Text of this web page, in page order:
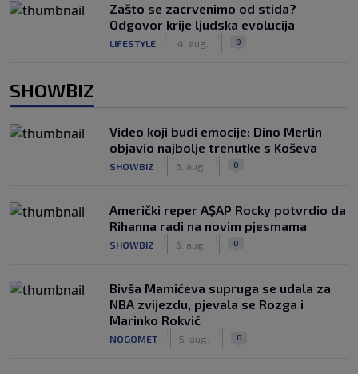
Zašto se zacrvenimo od stida?
Odgovor krije ljudska evolucija
LIFESTYLE 4. aug. 0
SHOWBIZ
Video koji budi emocije: Dino Merlin
objavio najbolje trenutke s Koševa
SHOWBIZ 6. aug. 0
Američki reper A$AP Rocky potvrdio da
Rihanna radi na novim pjesmama
SHOWBIZ 6. aug. 0
Bivša Mamićeva supruga se udala za
NBA zvijezdu, pjevala se Rozga i
Marinko Rokvić
NOGOMET 5. aug. 0